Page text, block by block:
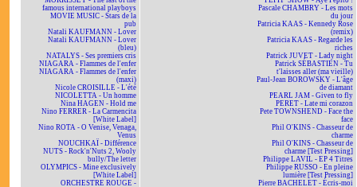
famous international playboys
MOVIE MUSIC - Stars de la
pub
Natali KAUFMANN - Lover
Natali KAUFMANN - Lover
(bleu)
NATALYS - Ses premiers cris
NIAGARA - Flammes de l'enfer
NIAGARA - Flammes de l'enfer
(maxi)
Nicole CROISILLE - L'été
NICOLETTA - Un homme
Nina HAGEN - Hold me
Nino FERRER - La Carmencita
[White Label]
Nino ROTA - O Venise, Venaga,
Venus
NOUCHKAÏ - Différence
NUTS - Rock'n'Nuts 2, Wooly
bully/The letter
OLYMPICS - Mine exclusively
[White Label]
ORCHESTRE ROUGE -
Pascale CHAMBRY - Les mots
du jour
Patricia KAAS - Kennedy Rose
(remix)
Patricia KAAS - Regarde les
riches
Patrick JUVET - Lady night
Patrick SÉBASTIEN - Tu
t'laisses aller (ma vieille)
Paul-Jean BOROWSKY - L'âge
de diamant
PEARL JAM - Given to fly
PERET - Late mi corazon
Pete TOWNSHEND - Face the
face
Phil O'KINS - Chasseur de
charme
Phil O'KINS - Chasseur de
charme [Test Pressing]
Philippe LAVIL - EP 4 Titres
Philippe RUSSO - En pleine
lumière [Test Pressing]
Pierre BACHELET - Écris-moi